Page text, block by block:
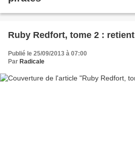
Ruby Redfort, tome 2 :
Publié le 25/09/2013 à 07:00
Par Radicale